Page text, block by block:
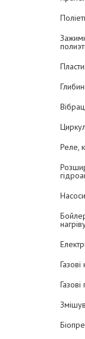
Реле,
Газові